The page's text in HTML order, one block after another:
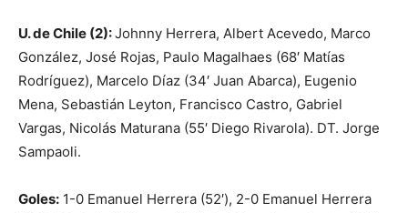
U. de Chile (2):Johnny Herrera, Albert Acevedo, Marco
González, José Rojas, Paulo Magalhaes (68′ Matías
Rodríguez), Marcelo Díaz (34′ Juan Abarca), Eugenio
Mena, Sebastián Leyton, Francisco Castro, Gabriel
Vargas, Nicolás Maturana (55′ Diego Rivarola). DT. Jorge
Sampaoli.
Goles: 1-0 Emanuel Herrera (52′), 2-0 Emanuel Herrera